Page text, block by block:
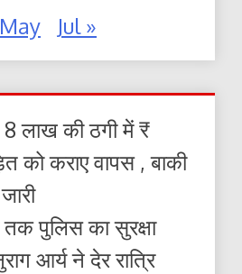
Jul »
लाख की ठगी में ₹
को कराए वापस , बाकी
तक पुलिस का सुरक्षा
आर्य ने देर रात्रि